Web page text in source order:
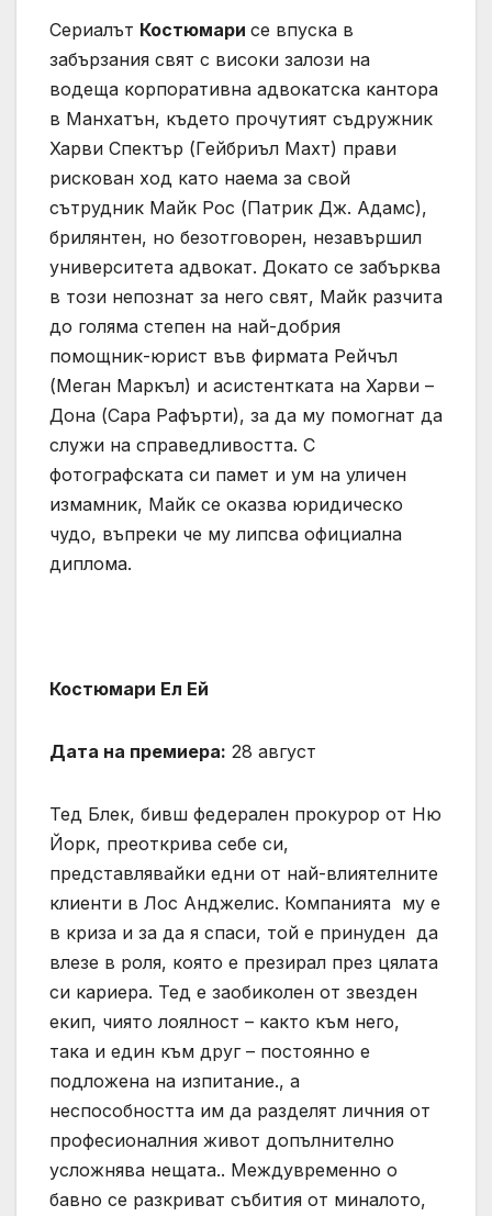
Сериалът Костюмари се впуска в
забързания свят с високи залози на
водеща корпоративна адвокатска кантора
в Манхатън, където прочутият съдружник
Харви Спектър (Гейбриъл Махт) прави
рискован ход като наема за свой
сътрудник Майк Рос (Патрик Дж. Адамс),
брилянтен, но безотговорен, незавършил
университета адвокат. Докато се забърква
в този непознат за него свят, Майк разчита
до голяма степен на най-добрия
помощник-юрист във фирмата Рейчъл
(Меган Маркъл) и асистентката на Харви –
Дона (Сара Рафърти), за да му помогнат да
служи на справедливостта. С
фотографската си памет и ум на уличен
измамник, Майк се оказва юридическо
чудо, въпреки че му липсва официална
диплома.
Костюмари Ел Ей
Дата на премиера: 28 август
Тед Блек, бивш федерален прокурор от Ню
Йорк, преоткрива себе си,
представлявайки едни от най-влиятелните
клиенти в Лос Анджелис. Компанията му е
в криза и за да я спаси, той е принуден да
влезе в роля, която е презирал през цялата
си кариера. Тед е заобиколен от звезден
екип, чиято лоялност – както към него,
така и един към друг – постоянно е
подложена на изпитание., а
неспособността им да разделят личния от
професионалния живот допълнително
усложнява нещата.. Междувременно о
бавно се разкриват събития от миналото,